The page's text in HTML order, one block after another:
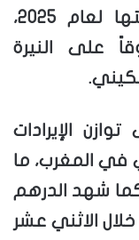
الأكثر استقراراً والمرتفعة قيمتها لعام 2025،
على النيرة
الإيرادات
في المغرب، ما
شهد الدرهم
الدولار خلال الاثني عشر